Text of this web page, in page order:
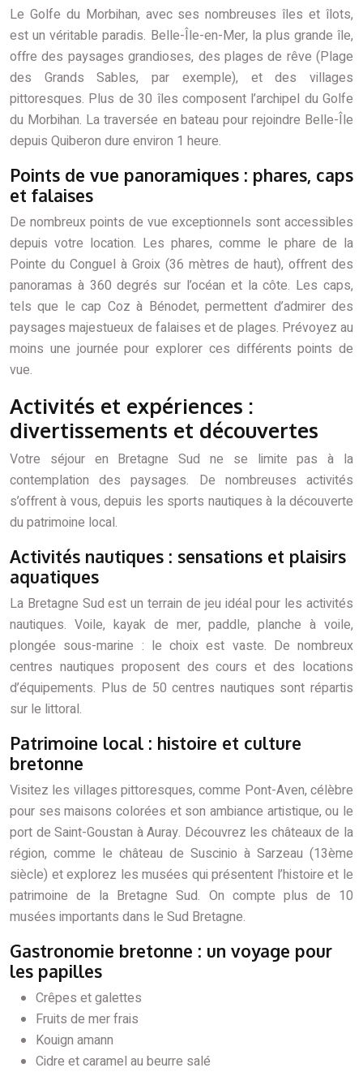
Le Golfe du Morbihan, avec ses nombreuses îles et îlots,
est un véritable paradis. Belle-Île-en-Mer, la plus grande île,
offre des paysages grandioses, des plages de rêve (Plage
des Grands Sables, par exemple), et des villages
pittoresques. Plus de 30 îles composent l’archipel du Golfe
du Morbihan. La traversée en bateau pour rejoindre Belle-Île
depuis Quiberon dure environ 1 heure.
Points de vue panoramiques : phares, caps
et falaises
De nombreux points de vue exceptionnels sont accessibles
depuis votre location. Les phares, comme le phare de la
Pointe du Conguel à Groix (36 mètres de haut), offrent des
panoramas à 360 degrés sur l’océan et la côte. Les caps,
tels que le cap Coz à Bénodet, permettent d’admirer des
paysages majestueux de falaises et de plages. Prévoyez au
moins une journée pour explorer ces différents points de
vue.
Activités et expériences :
divertissements et découvertes
Votre séjour en Bretagne Sud ne se limite pas à la
contemplation des paysages. De nombreuses activités
s’offrent à vous, depuis les sports nautiques à la découverte
du patrimoine local.
Activités nautiques : sensations et plaisirs
aquatiques
La Bretagne Sud est un terrain de jeu idéal pour les activités
nautiques. Voile, kayak de mer, paddle, planche à voile,
plongée sous-marine : le choix est vaste. De nombreux
centres nautiques proposent des cours et des locations
d’équipements. Plus de 50 centres nautiques sont répartis
sur le littoral.
Patrimoine local : histoire et culture
bretonne
Visitez les villages pittoresques, comme Pont-Aven, célèbre
pour ses maisons colorées et son ambiance artistique, ou le
port de Saint-Goustan à Auray. Découvrez les châteaux de la
région, comme le château de Suscinio à Sarzeau (13ème
siècle) et explorez les musées qui présentent l’histoire et le
patrimoine de la Bretagne Sud. On compte plus de 10
musées importants dans le Sud Bretagne.
Gastronomie bretonne : un voyage pour
les papilles
Crêpes et galettes
Fruits de mer frais
Kouign amann
Cidre et caramel au beurre salé